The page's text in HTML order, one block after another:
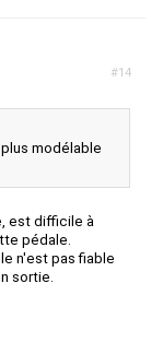
#14
modélable
est difficile à
pédale.
n'est pas fiable
sortie.